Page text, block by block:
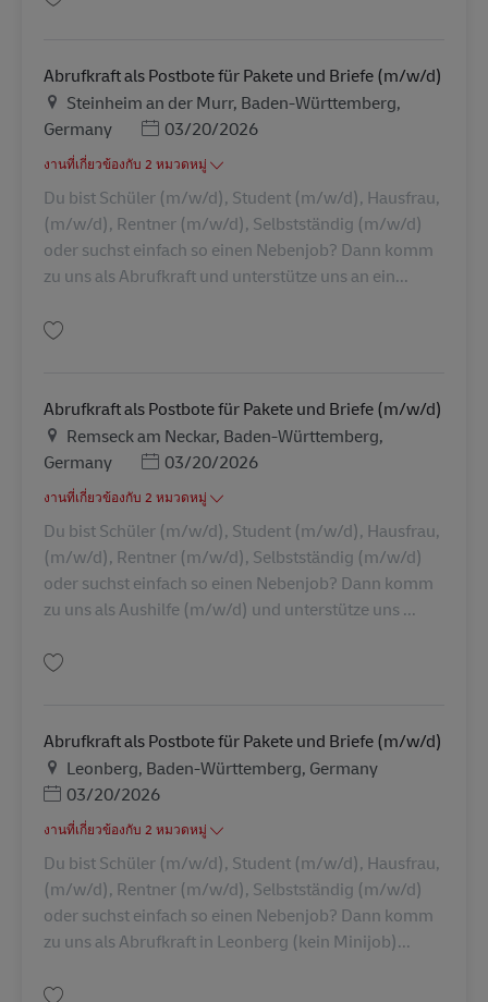
Abrufkraft als Postbote für Pakete und Briefe (m/w/d)
สถานที่
Steinheim an der Murr, Baden-Württemberg,
Germany
Posted Date
03/20/2026
งานที่เกี่ยวข้องกับ 2 หมวดหมู่
Du bist Schüler (m/w/d), Student (m/w/d), Hausfrau,
(m/w/d), Rentner (m/w/d), Selbstständig (m/w/d)
oder suchst einfach so einen Nebenjob? Dann komm
zu uns als Abrufkraft und unterstütze uns an ein...
Abrufkraft als Postbote für Pakete und Briefe (m/w/d)
สถานที่
Remseck am Neckar, Baden-Württemberg,
Germany
Posted Date
03/20/2026
งานที่เกี่ยวข้องกับ 2 หมวดหมู่
Du bist Schüler (m/w/d), Student (m/w/d), Hausfrau,
(m/w/d), Rentner (m/w/d), Selbstständig (m/w/d)
oder suchst einfach so einen Nebenjob? Dann komm
zu uns als Aushilfe (m/w/d) und unterstütze uns ...
Abrufkraft als Postbote für Pakete und Briefe (m/w/d)
สถานที่
Leonberg, Baden-Württemberg, Germany
Posted Date
03/20/2026
งานที่เกี่ยวข้องกับ 2 หมวดหมู่
Du bist Schüler (m/w/d), Student (m/w/d), Hausfrau,
(m/w/d), Rentner (m/w/d), Selbstständig (m/w/d)
oder suchst einfach so einen Nebenjob? Dann komm
zu uns als Abrufkraft in Leonberg (kein Minijob)...